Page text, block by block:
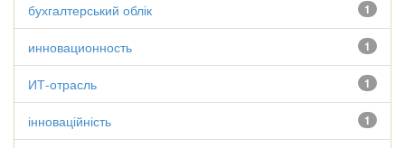
1
бухгалтерський облік
1
инновационность
1
ИТ-отрасль
1
інноваційність